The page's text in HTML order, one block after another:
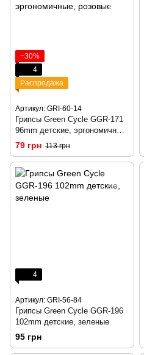
−30%
4
Распродажа
Артикул: GRI-60-14
Грипсы Green Cycle GGR-171
96mm детские, эргономичные,
розовые
79 грн 113 грн
4
Артикул: GRI-56-84
Грипсы Green Cycle GGR-196
102mm детские, зеленые
95 грн